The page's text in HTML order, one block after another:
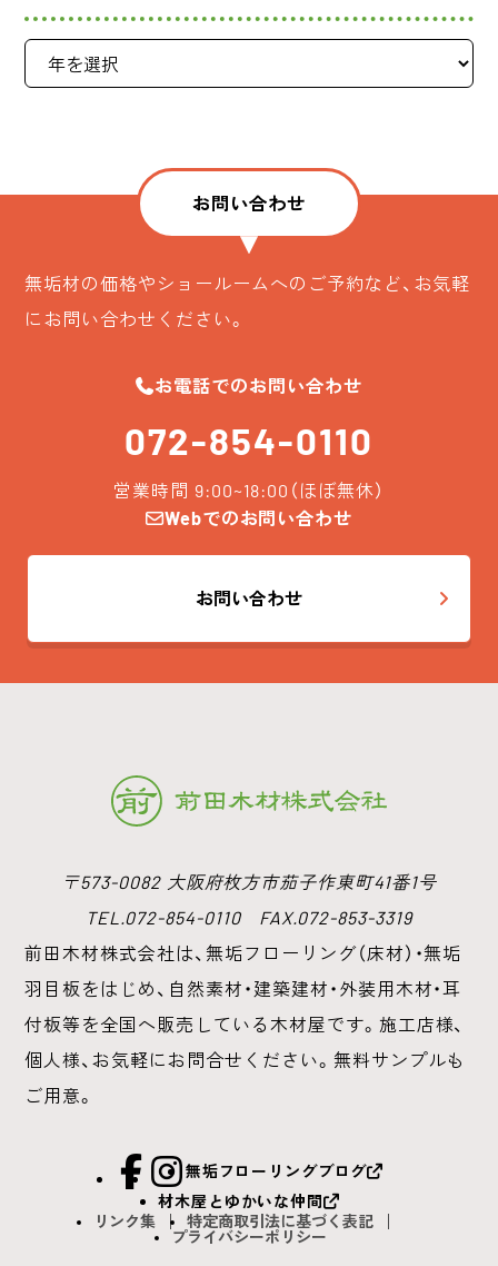
お問い合わせ
無垢材の価格やショールームへのご予約など、お気軽
にお問い合わせください。
お電話でのお問い合わせ
072-854-0110
営業時間 9:00~18:00（ほぼ無休）
Webでのお問い合わせ
お問い合わせ
〒573-0082 大阪府枚方市茄子作東町41番1号
TEL.072-854-0110 FAX.072-853-3319
前田木材株式会社は、無垢フローリング（床材）・無垢
羽目板をはじめ、 自然素材・建築建材・外装用木材・耳
付板等を全国へ販売している木材屋です。 施工店様、
個人様、お気軽にお問合せください。無料サンプルも
ご用意。
facebook
Instagram
無垢フローリングブログ
材木屋とゆかいな仲間
リンク集
特定商取引法に基づく表記
プライバシーポリシー